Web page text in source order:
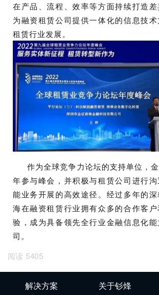
在产品、流程、效率等方面持续打造差
为融资租赁公司提供一体化的信息技
租赁行业发展。
作为全球竞争力论坛的支持单位，
年参与峰会，并积极与租赁公司进行
能业务开展的高效途径。经过多年的
海在融资租赁行业拥有众多的合作客
验，成为具备领先全行业金融信息化
司。
阅读 5405
解决方案 关于钐烽